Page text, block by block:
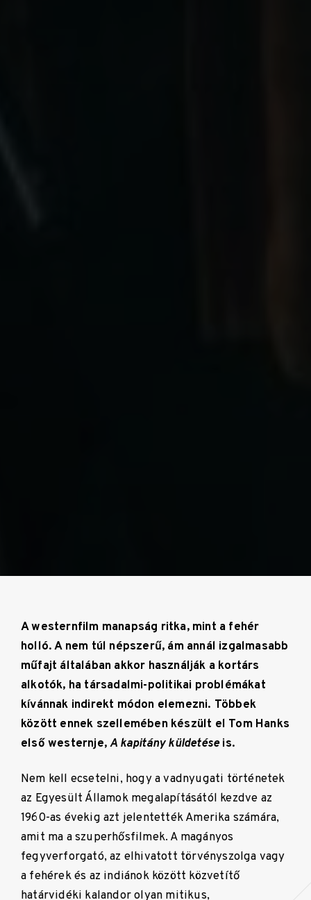
A westernfilm manapság ritka, mint a fehér
holló. A nem túl népszerű, ám annál izgalmasabb
műfajt általában akkor használják a kortárs
alkotók, ha társadalmi-politikai problémákat
kívánnak indirekt módon elemezni. Többek
között ennek szellemében készült el Tom Hanks
első westernje,A kapitány küldetéseis.
Nem kell ecsetelni, hogy a vadnyugati történetek
az Egyesült Államok megalapításától kezdve az
1960-as évekig azt jelentették Amerika számára,
amit ma a szuperhősfilmek. A magányos
fegyverforgató, az elhivatott törvényszolga vagy
a fehérek és az indiánok között közvetítő
határvidéki kalandor olyan mitikus,